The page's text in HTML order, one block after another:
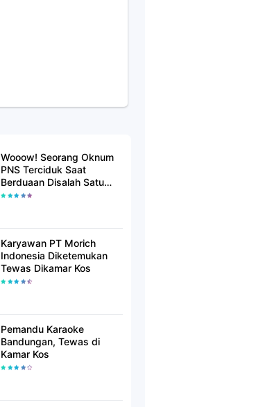
Wooow! Seorang Oknum
PNS Terciduk Saat
Berduaan Disalah Satu
Kamar Hotel Salatiga
Karyawan PT Morich
Indonesia Diketemukan
Tewas Dikamar Kos
Pemandu Karaoke
Bandungan, Tewas di
Kamar Kos